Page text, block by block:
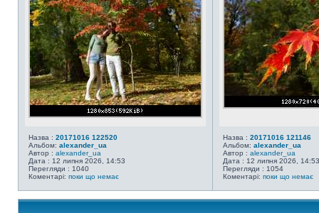
Назва : 20171016 122520
Альбом: alexander_ua
Автор : alexander_ua
Дата : 12 липня 2026, 14:53
Перегляди : 1040
Коментарі: поки що немає
Назва : 20171016 121146
Альбом: alexander_ua
Автор : alexander_ua
Дата : 12 липня 2026, 14:53
Перегляди : 1054
Коментарі: поки що немає